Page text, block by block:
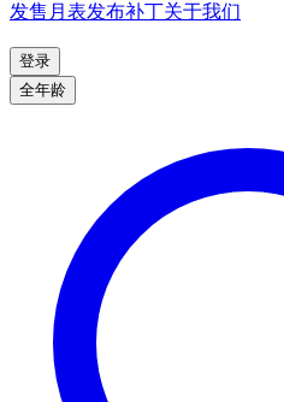
发售月表发布补丁关于我们
登录
全年龄